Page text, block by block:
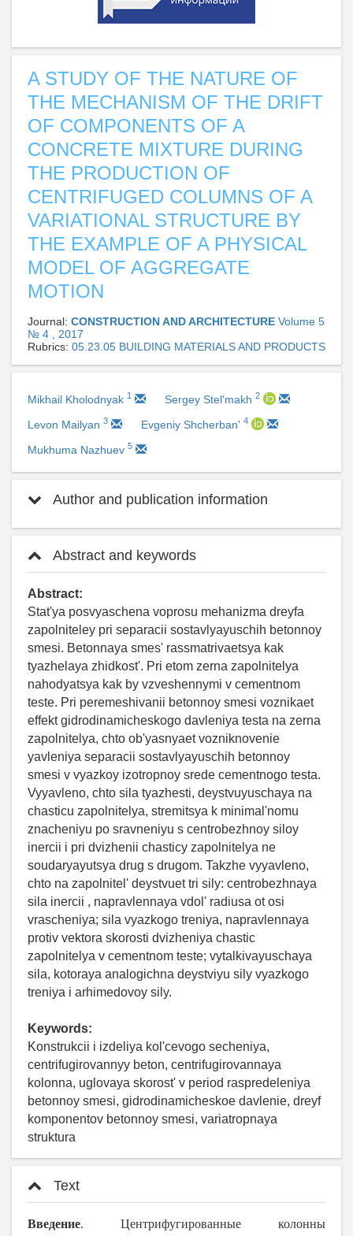
A STUDY OF THE NATURE OF
THE MECHANISM OF THE DRIFT
OF COMPONENTS OF A
CONCRETE MIXTURE DURING
THE PRODUCTION OF
CENTRIFUGED COLUMNS OF A
VARIATIONAL STRUCTURE BY
THE EXAMPLE OF A PHYSICAL
MODEL OF AGGREGATE
MOTION
Journal: CONSTRUCTION AND ARCHITECTURE Volume 5
№ 4 , 2017
Rubrics: 05.23.05 BUILDING MATERIALS AND PRODUCTS
Mikhail Kholodnyak 1 Sergey Stel'makh 2
Levon Mailyan 3 Evgeniy Shcherban' 4
Mukhuma Nazhuev 5
Author and publication information
Abstract and keywords
Abstract:
Stat'ya posvyaschena voprosu mehanizma dreyfa
zapolniteley pri separacii sostavlyayuschih betonnoy
smesi. Betonnaya smes' rassmatrivaetsya kak
tyazhelaya zhidkost'. Pri etom zerna zapolnitelya
nahodyatsya kak by vzveshennymi v cementnom
teste. Pri peremeshivanii betonnoy smesi voznikaet
effekt gidrodinamicheskogo davleniya testa na zerna
zapolnitelya, chto ob'yasnyaet vozniknovenie
yavleniya separacii sostavlyayuschih betonnoy
smesi v vyazkoy izotropnoy srede cementnogo testa.
Vyyavleno, chto sila tyazhesti, deystvuyuschaya na
chasticu zapolnitelya, stremitsya k minimal'nomu
znacheniyu po sravneniyu s centrobezhnoy siloy
inercii i pri dvizhenii chasticy zapolnitelya ne
soudaryayutsya drug s drugom. Takzhe vyyavleno,
chto na zapolnitel' deystvuet tri sily: centrobezhnaya
sila inercii , napravlennaya vdol' radiusa ot osi
vrascheniya; sila vyazkogo treniya, napravlennaya
protiv vektora skorosti dvizheniya chastic
zapolnitelya v cementnom teste; vytalkivayuschaya
sila, kotoraya analogichna deystviyu sily vyazkogo
treniya i arhimedovoy sily.
Keywords:
Konstrukcii i izdeliya kol'cevogo secheniya,
centrifugirovannyy beton, centrifugirovannaya
kolonna, uglovaya skorost' v period raspredeleniya
betonnoy smesi, gidrodinamicheskoe davlenie, dreyf
komponentov betonnoy smesi, variatropnaya
struktura
Text
Введение. Центрифугированные колонны